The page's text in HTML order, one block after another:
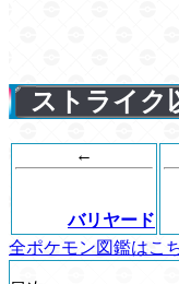
ストライク
←
バリヤード
全ポケモン図鑑はこ